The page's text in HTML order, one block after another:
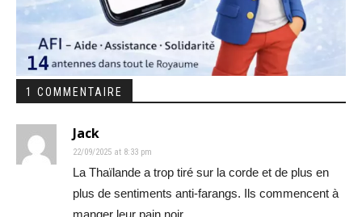
1 COMMENTAIRE
Jack
22/09/2025 at 8:33 pm
La Thaïlande a trop tiré sur la corde et de plus en
plus de sentiments anti-farangs. Ils commencent à
manger leur pain noir…